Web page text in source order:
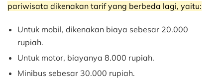
pariwisata dikenakan tarif yang berbeda lagi, yaitu:
Untuk mobil, dikenakan biaya sebesar 20.000
rupiah.
Untuk motor, biayanya 8.000 rupiah.
Minibus sebesar 30.000 rupiah.